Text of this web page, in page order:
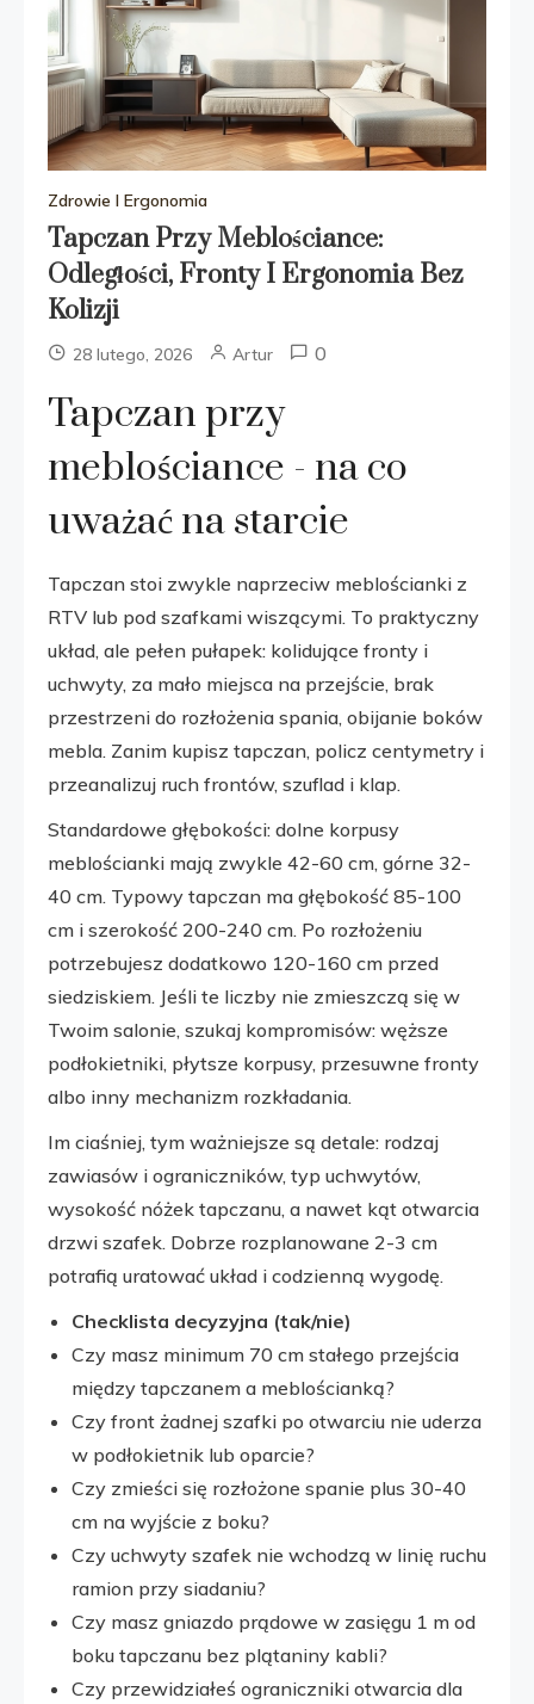
Zdrowie I Ergonomia
Tapczan Przy Meblościance:
Odległości, Fronty I Ergonomia Bez
Kolizji
28 lutego, 2026 Artur 0
Tapczan przy
meblościance - na co
uważać na starcie
Tapczan stoi zwykle naprzeciw meblościanki z
RTV lub pod szafkami wiszącymi. To praktyczny
układ, ale pełen pułapek: kolidujące fronty i
uchwyty, za mało miejsca na przejście, brak
przestrzeni do rozłożenia spania, obijanie boków
mebla. Zanim kupisz tapczan, policz centymetry i
przeanalizuj ruch frontów, szuflad i klap.
Standardowe głębokości: dolne korpusy
meblościanki mają zwykle 42-60 cm, górne 32-
40 cm. Typowy tapczan ma głębokość 85-100
cm i szerokość 200-240 cm. Po rozłożeniu
potrzebujesz dodatkowo 120-160 cm przed
siedziskiem. Jeśli te liczby nie zmieszczą się w
Twoim salonie, szukaj kompromisów: węższe
podłokietniki, płytsze korpusy, przesuwne fronty
albo inny mechanizm rozkładania.
Im ciaśniej, tym ważniejsze są detale: rodzaj
zawiasów i ograniczników, typ uchwytów,
wysokość nóżek tapczanu, a nawet kąt otwarcia
drzwi szafek. Dobrze rozplanowane 2-3 cm
potrafią uratować układ i codzienną wygodę.
Checklista decyzyjna (tak/nie)
Czy masz minimum 70 cm stałego przejścia
między tapczanem a meblościanką?
Czy front żadnej szafki po otwarciu nie uderza
w podłokietnik lub oparcie?
Czy zmieści się rozłożone spanie plus 30-40
cm na wyjście z boku?
Czy uchwyty szafek nie wchodzą w linię ruchu
ramion przy siadaniu?
Czy masz gniazdo prądowe w zasięgu 1 m od
boku tapczanu bez plątaniny kabli?
Czy przewidziałeś ograniczniki otwarcia dla